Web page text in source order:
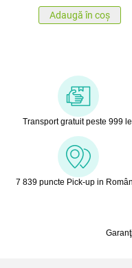
Adaugă în coș
Transport gratuit peste 999
7 839 puncte Pick-up in